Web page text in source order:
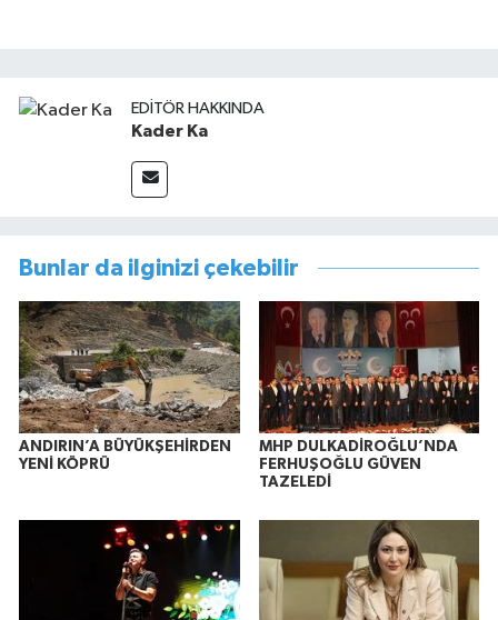
EDITÖR HAKKINDA
Kader Ka
Bunlar da ilginizi çekebilir
ANDIRIN’A BÜYÜKŞEHİRDEN
YENİ KÖPRÜ
MHP DULKADİROĞLU’NDA
FERHUŞOĞLU GÜVEN
TAZELEDİ